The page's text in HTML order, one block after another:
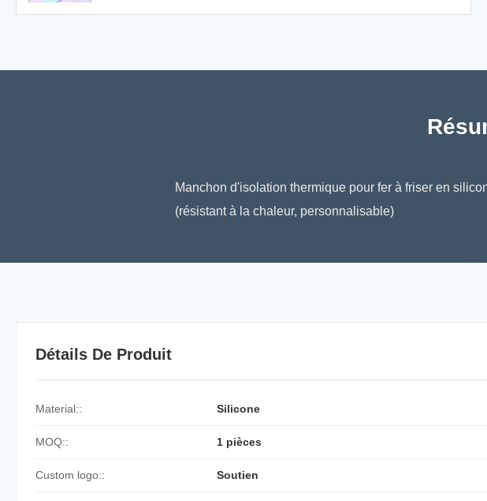
Manchon d'isolation thermique pour fer à friser en
(résistant à la chaleur, personnalisable)
Détails De Produit
Material:: Silicone
MOQ:: 1 pièces
Custom logo:: Soutien